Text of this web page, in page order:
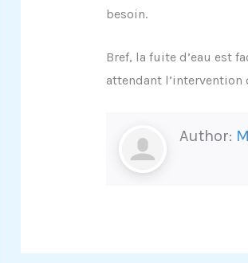
besoin.
Bref, la fuite d’eau est
attendant l’intervention
Author: